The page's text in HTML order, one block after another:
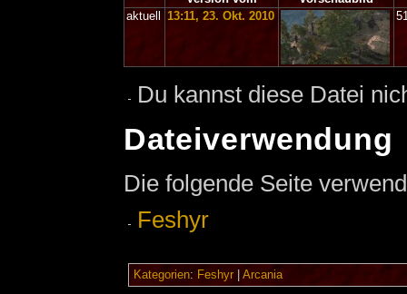
aktuell
13:11, 23. Okt. 2010
Du kannst diese Datei
Dateiverwendung
Die folgende Seite
Feshyr
Kategorien: Feshyr| Arcania